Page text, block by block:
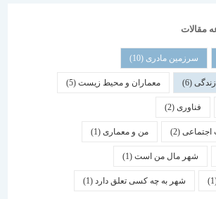
سرزمین مادری(10)
(6) معماران و محیط زیست(5)
فناوری(2)
(2) من و معماری(1)
شهر مال من است(1)
شهر به چه کسی تعلق دارد(1)